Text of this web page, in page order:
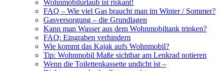
Wohnmobilurlaub ist riskant!
FAQ – Wie viel Gas braucht man im Winter / Sommer?
Gasversorgung – die Grundlagen
Kann man Wasser aus dem Wohnmobiltank trinken?
FAQ: Eingraben verhindern
Wie kommt das Kajak aufs Wohnmobil?
Tip: Wohnmobil Maße sichtbar am Lenkrad notieren
Wenn die Toilettenkassette undicht ist –